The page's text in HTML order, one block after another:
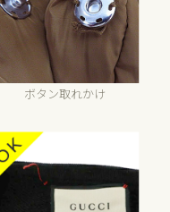
ボタン取れかけ